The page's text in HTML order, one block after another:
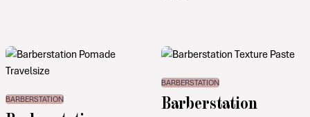
BARBERSTATION
BARBERSTATION
Barberstation